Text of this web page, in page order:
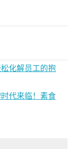
化解员工的抱
代来临！素食